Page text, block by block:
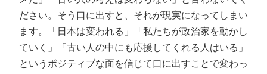
ださい。そう口に出すと、それが現実になってしまい
ます。「日本は変われる」「私たちが政治家を動かし
ていく」「古い人の中にも応援してくれる人はいる」
というポジティブな面を信じて口に出すことで変わっ